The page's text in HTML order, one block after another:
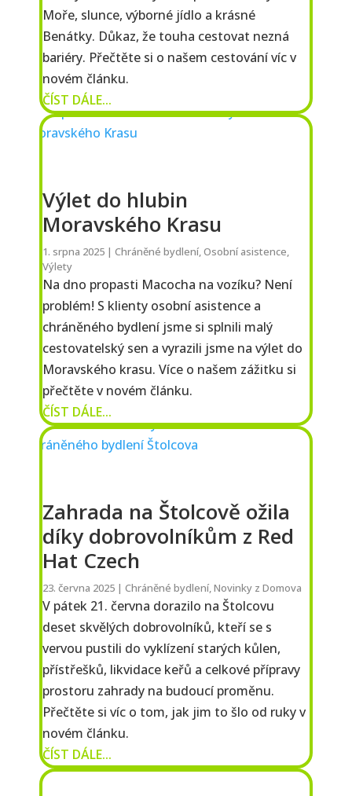
Moře, slunce, výborné jídlo a krásné
Benátky. Důkaz, že touha cestovat nezná
bariéry. Přečtěte si o našem cestování víc v
novém článku.
ČÍST DÁLE...
Výlet do hlubin
Moravského Krasu
1. srpna 2025 | Chráněné bydlení,Osobní asistence,
Výlety
Na dno propasti Macocha na vozíku? Není
problém! S klienty osobní asistence a
chráněného bydlení jsme si splnili malý
cestovatelský sen a vyrazili jsme na výlet do
Moravského krasu. Více o našem zážitku si
přečtěte v novém článku.
ČÍST DÁLE...
Zahrada na Štolcově ožila
díky dobrovolníkům z Red
Hat Czech
23. června 2025 | Chráněné bydlení,Novinky z Domova
V pátek 21. června dorazilo na Štolcovu
deset skvělých dobrovolníků, kteří se s
vervou pustili do vyklízení starých kůlen,
přístřešků, likvidace keřů a celkové přípravy
prostoru zahrady na budoucí proměnu.
Přečtěte si víc o tom, jak jim to šlo od ruky v
novém článku.
ČÍST DÁLE...